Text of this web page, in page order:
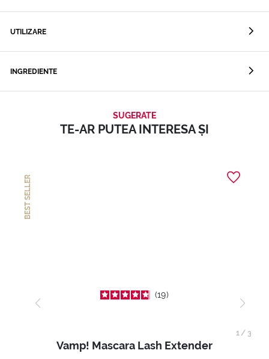
UTILIZARE
INGREDIENTE
SUGERATE
TE-AR PUTEA INTERESA ȘI
BEST SELLER
19
Vamp! Mascara Lash Extender
1/ 3